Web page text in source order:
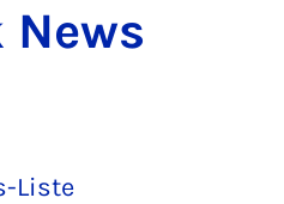
Liste